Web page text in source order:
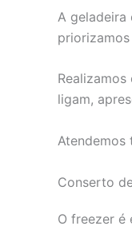
A geladeira
ligam,
Atendemos
Conserto
O freezer é